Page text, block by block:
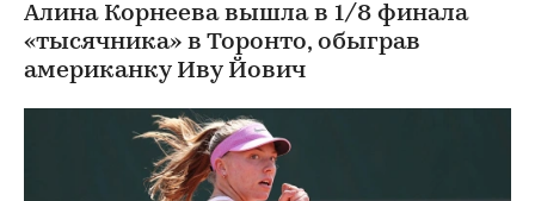
Алина Корнеева вышла в 1/8 финала
«тысячника» в Торонто, обыграв
американку Иву Йович